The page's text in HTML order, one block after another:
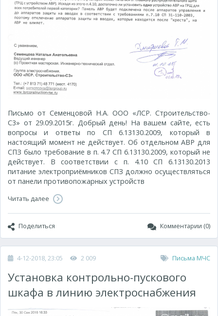
Письмо от Семенцовой Н.А. ООО «ЛСР. Строительство-
С3» от 29.09.2015г. Добрый день! На вашем сайте, есть
вопросы и ответы по СП 6.13130.2009, который в
настоящий момент не действует. Об отдельном АВР для
СПЗ было требование в п. 4.7 СП 6.13130.2009, который не
действует. В соответствии с п. 4.10 СП 6.13130.2013
питание электроприёмников СПЗ должно осуществляться
от панели противопожарных устройств
Читать далее
Поделиться Комментарии (0)
4-12-2018, 23:05 2 009 Письма МЧС
Установка контрольно-пускового
шкафа в линию электроснабжения